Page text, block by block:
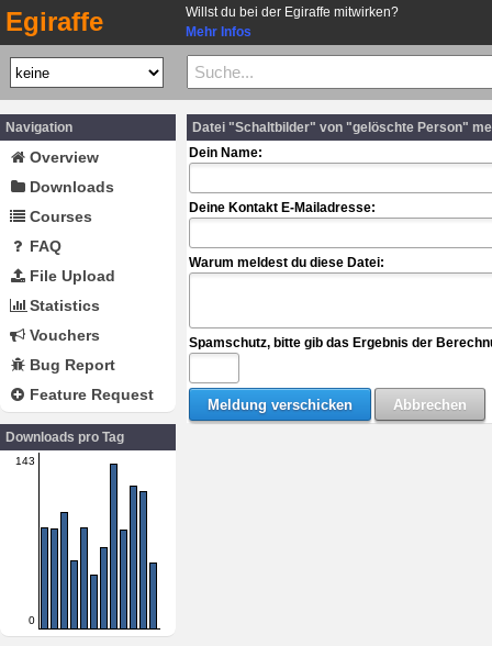
Egiraffe
Willst du bei der Egiraffe mitwirken?
Mehr Infos
Navigation
Overview
Downloads
Courses
FAQ
File Upload
Statistics
Vouchers
Bug Report
Feature Request
Downloads pro Tag
143
0
Datei "Schaltbilder" von "gelöschte Person"
Dein Name:
Deine Kontakt E-Mailadresse:
Warum meldest du diese Datei:
Spamschutz, bitte gib das Ergebnis der